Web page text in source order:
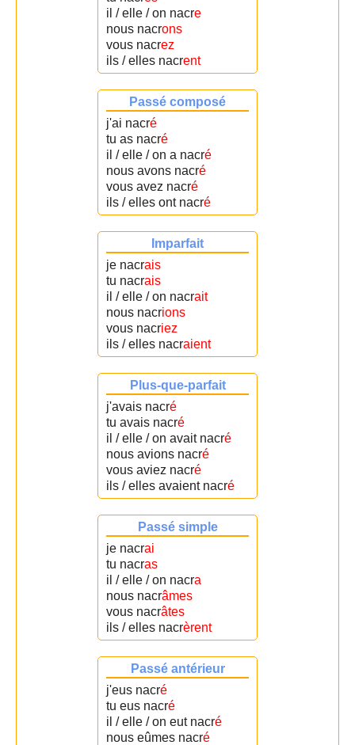
il / elle / on nacre
nous nacrons
vous nacrez
ils / elles nacrent
Passé composé
j'ai nacré
tu as nacré
il / elle / on a nacré
nous avons nacré
vous avez nacré
ils / elles ont nacré
Imparfait
je nacrais
tu nacrais
il / elle / on nacrait
nous nacrions
vous nacriez
ils / elles nacraient
Plus-que-parfait
j'avais nacré
tu avais nacré
il / elle / on avait nacré
nous avions nacré
vous aviez nacré
ils / elles avaient nacré
Passé simple
je nacrai
tu nacras
il / elle / on nacra
nous nacrâmes
vous nacrâtes
ils / elles nacrèrent
Passé antérieur
j'eus nacré
tu eus nacré
il / elle / on eut nacré
nous eûmes nacré